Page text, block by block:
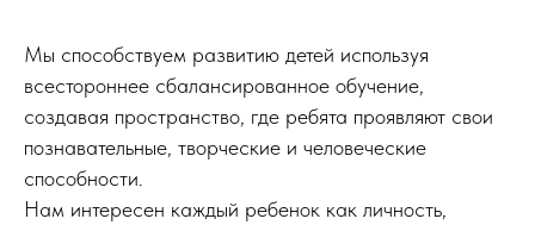
Мы способствуем развитию детей используя
всестороннее сбалансированное обучение,
создавая пространство, где ребята проявляют свои
познавательные, творческие и человеческие
способности.
Нам интересен каждый ребенок как личность,